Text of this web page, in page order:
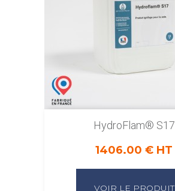
HydroFlam® S17
1406.00 € HT
VOIR LE PRODUIT